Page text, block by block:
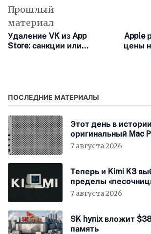
Прошлый
материал
Удаление VK из App
Store: санкции или
Apple
цены
ПОСЛЕДНИЕ МАТЕРИАЛЫ
Этот день в
оригинальный Mac
мощный процессор
7 августа 2026
Теперь и Kimi K3
пределы
7 августа 2026
SK hynix вложит
память